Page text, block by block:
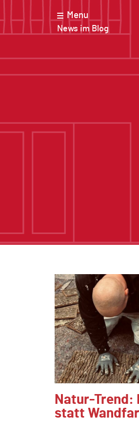
News im Blog
Natur-Trend:
statt